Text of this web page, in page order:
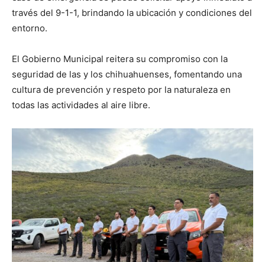
través del 9-1-1, brindando la ubicación y condiciones del
entorno.
El Gobierno Municipal reitera su compromiso con la
seguridad de las y los chihuahuenses, fomentando una
cultura de prevención y respeto por la naturaleza en
todas las actividades al aire libre.